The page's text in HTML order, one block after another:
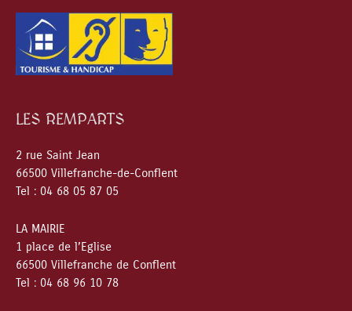
LES REMPARTS
2 rue Saint Jean
66500 Villefranche-de-Conflent
Tel : 04 68 05 87 05
LA MAIRIE
1 place de l’Eglise
66500 Villefranche de Conflent
Tel : 04 68 96 10 78